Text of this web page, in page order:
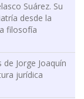
Suárez. Su
desde la
filosofía
Jorge Joaquín
jurídica